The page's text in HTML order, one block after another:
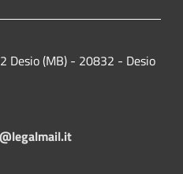
Desio (MB) - 20832 - Desio